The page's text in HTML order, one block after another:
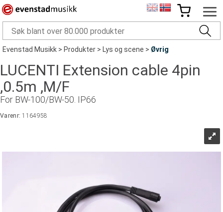
Evenstad Musikk>Produkter>Lys og scene>Øvrig
LUCENTI Extension cable 4pin
,0.5m ,M/F
For BW-100/BW-50. IP66
Varenr:1164958